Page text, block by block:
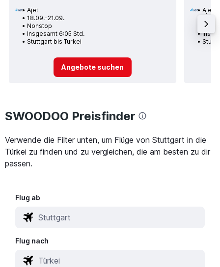
Ajet
18.09.-21.09.
Nonstop
Insgesamt 6:05 Std.
Stuttgart bis Türkei
Angebote suchen
Ajet
SWOODOO Preisfinder
Verwende die Filter unten, um Flüge von Stuttgart in die
Türkei zu finden und zu vergleichen, die am besten zu dir
passen.
Flug ab
Flug nach